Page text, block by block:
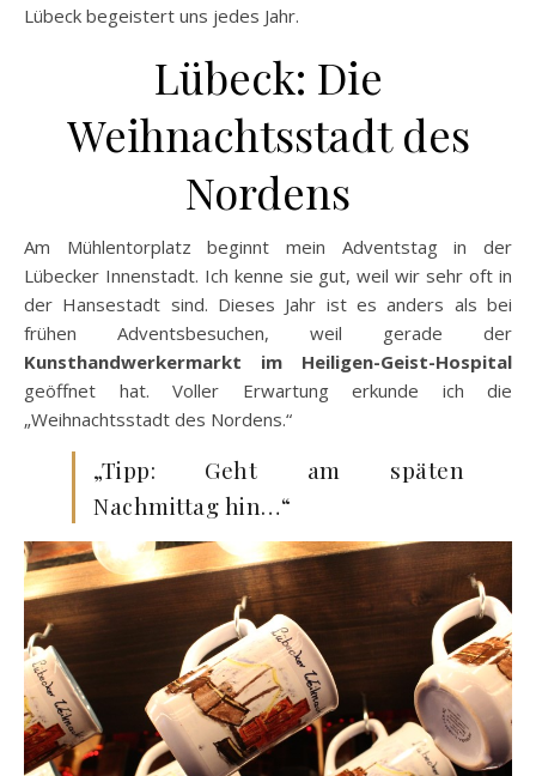
Lübeck begeistert uns jedes Jahr.
Lübeck: Die
Weihnachtsstadt des
Nordens
Am Mühlentorplatz beginnt mein Adventstag in der
Lübecker Innenstadt. Ich kenne sie gut, weil wir sehr oft in
der Hansestadt sind. Dieses Jahr ist es anders als bei
frühen Adventsbesuchen, weil gerade der
Kunsthandwerkermarkt im Heiligen-Geist-Hospital
geöffnet hat. Voller Erwartung erkunde ich die
„Weihnachtsstadt des Nordens.“
„Tipp: Geht am späten
Nachmittag hin…“